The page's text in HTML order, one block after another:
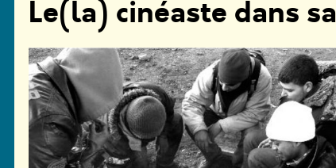
Le(la) cinéaste dans